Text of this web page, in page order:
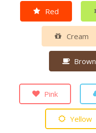
Red
Cream
Brown
Pink
Yellow